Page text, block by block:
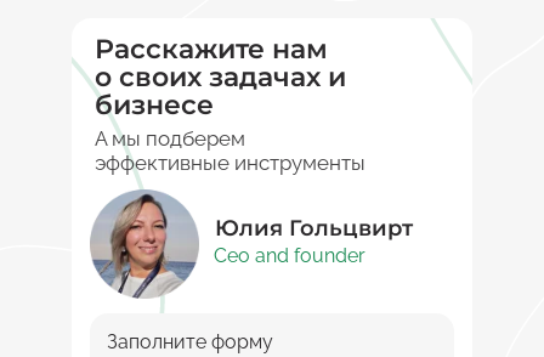
Заполните форму
А мы подберем
эффективные инструменты
Расскажите нам
о своих задачах и
бизнесе
Юлия Гольцвирт
Ceo and founder